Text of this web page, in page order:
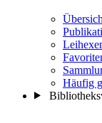
Häufig